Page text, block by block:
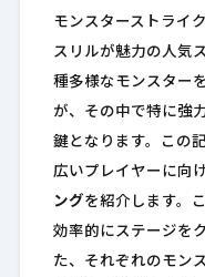
モンスターストライ
スリルが魅力の人気
種多様なモンスター
が、その中で特に強
鍵となります。この
広いプレイヤーに向け
ング を紹介します。
効率的にステージを
た、それぞれのモン